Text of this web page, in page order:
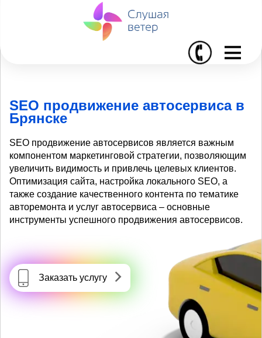
I
SEO продвижение автосервиса в
Брянске
SEO продвижение автосервисов является важным
компонентом маркетинговой стратегии, позволяющим
увеличить видимость и привлечь целевых клиентов.
Оптимизация сайта, настройка локального SEO, а
также создание качественного контента по тематике
авторемонта и услуг автосервиса – основные
инструменты успешного продвижения автосервисов.
Заказать услугу